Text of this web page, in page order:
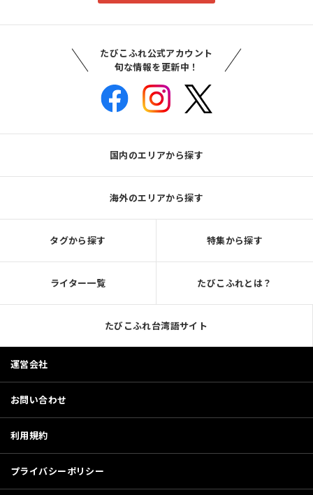
たびこふれ公式アカウント
旬な情報を更新中！
国内のエリアから探す
海外のエリアから探す
タグから探す 特集から探す
ライター一覧 たびこふれとは？
たびこふれ台湾語サイト
運営会社
お問い合わせ
利用規約
プライバシーポリシー